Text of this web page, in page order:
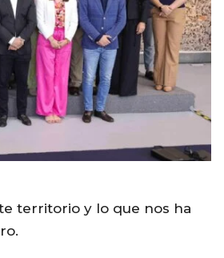
territorio y lo que nos ha